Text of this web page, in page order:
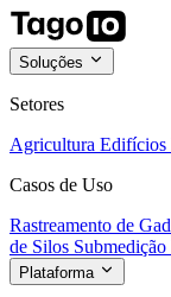
Soluções
Setores
Agricultura Edifícios
Casos de Uso
Rastreamento de
de Silos Submedição
Plataforma